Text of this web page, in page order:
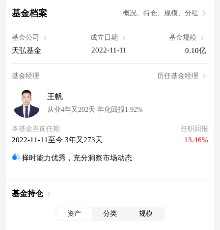
基金档案 概况、持仓、规模、分红
基金公司
天弘基金
成立日期
2022-11-11
基金规模
0.10亿
基金经理 历任基金经理
王帆
从业4年又202天 年化回报1.92%
本基金当前任期
2022-11-11至今 3年又273天
任职回报
13.46%
择时能力优秀，充分洞察市场动态
基金持仓
资产 分类 规模